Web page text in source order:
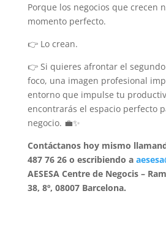
Porque los negocios que crecen
momento perfecto.
👉 Lo crean.
👉 Si quieres afrontar el
foco, una imagen profesional
entorno que impulse tu
encontrarás el espacio perfecto
negocio. 💼✨
Contáctanos hoy mismo
487 76 26 o escribiendo a
AESESA Centre de Negocis –
38, 8º, 08007 Barcelona.